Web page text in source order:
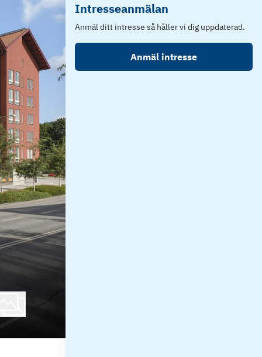
Intresseanmälan
Anmäl ditt intresse så håller vi dig uppdaterad.
Anmäl intresse